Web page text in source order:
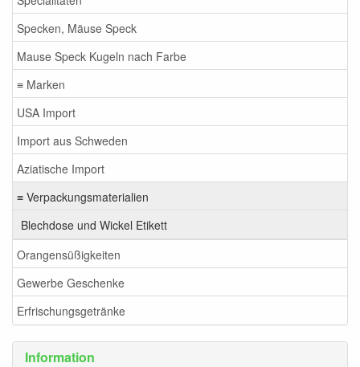
Specken, Mäuse Speck
Mause Speck Kugeln nach Farbe
≡ Marken
USA Import
Import aus Schweden
Aziatische Import
≡ Verpackungsmaterialien
Blechdose und Wickel Etikett
Orangensüßigkeiten
Gewerbe Geschenke
Erfrischungsgetränke
Information